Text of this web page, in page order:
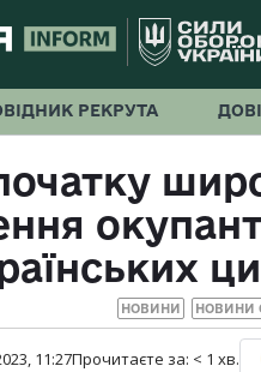
РЕКРУТА
НОВИНИ НОВИНИ
11:27Прочитаєте за: < 1 хв.